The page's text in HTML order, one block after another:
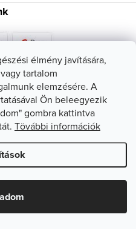
élmény javítására,
tartalom
elemzésére. A
Ön beleegyezik
gombra kattintva
Tövábbi információk
készítette
. Minden jog fenntartva.Süti